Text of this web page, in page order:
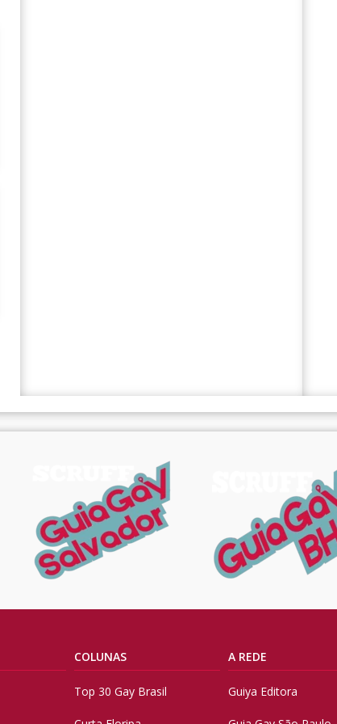
COLUNAS
Top 30 Gay Brasil
A REDE
Guiya Editora